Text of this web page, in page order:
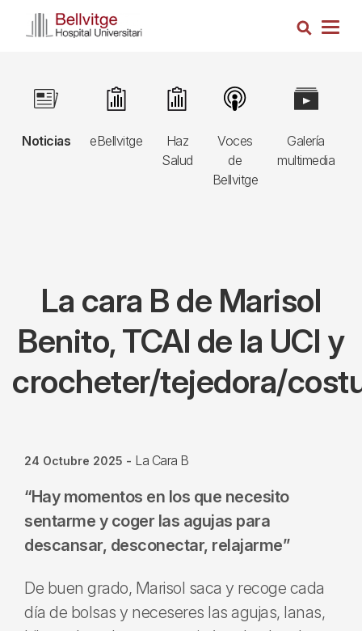
Busca
Navegació
3r
Noticias
Image
eBellvitge
Image
Haz
Salud
Image
Voces
de
Bellvitge
Image
Galería
multimedia
Image
La cara B de Marisol
Benito, TCAI de la UCI y
crocheter/tejedora/
24 Octubre 2025 - La Cara B
“Hay momentos en los que necesito
sentarme y coger las agujas para
descansar, desconectar, relajarme”
De buen grado, Marisol saca y recoge cada
día de bolsas y neceseres las agujas, lanas,